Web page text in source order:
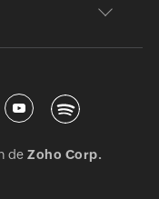
deZoho Corp.